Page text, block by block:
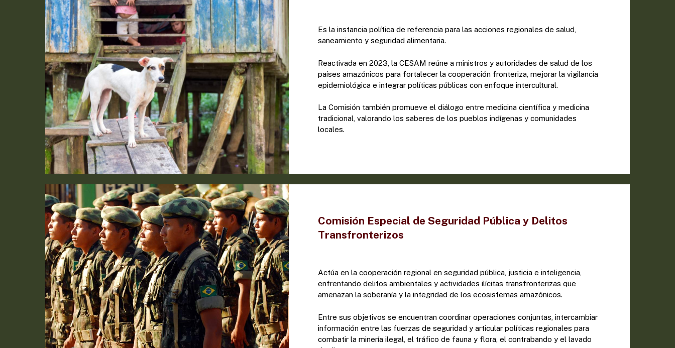
Es la instancia política de referencia para las acciones regionales de salud,
saneamiento y seguridad alimentaria.
Reactivada en 2023, la CESAM reúne a ministros y autoridades de salud de los
países amazónicos para fortalecer la cooperación fronteriza, mejorar la vigilancia
epidemiológica e integrar políticas públicas con enfoque intercultural.
La Comisión también promueve el diálogo entre medicina científica y medicina
tradicional, valorando los saberes de los pueblos indígenas y comunidades
locales.
Comisión Especial de Seguridad Pública y Delitos
Transfronterizos
Actúa en la cooperación regional en seguridad pública, justicia e inteligencia,
enfrentando delitos ambientales y actividades ilícitas transfronterizas que
amenazan la soberanía y la integridad de los ecosistemas amazónicos.
Entre sus objetivos se encuentran coordinar operaciones conjuntas, intercambiar
información entre las fuerzas de seguridad y articular políticas regionales para
combatir la minería ilegal, el tráfico de fauna y flora, el contrabando y el lavado